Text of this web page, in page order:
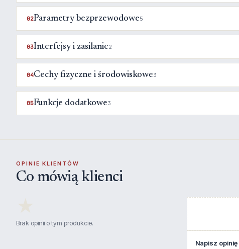
02Parametry bezprzewodowe5
03Interfejsy i zasilanie2
04Cechy fizyczne i środowiskowe3
05Funkcje dodatkowe3
OPINIE KLIENTÓW
Co mówią klienci
Brak opinii o tym produkcie.
Napisz opinię